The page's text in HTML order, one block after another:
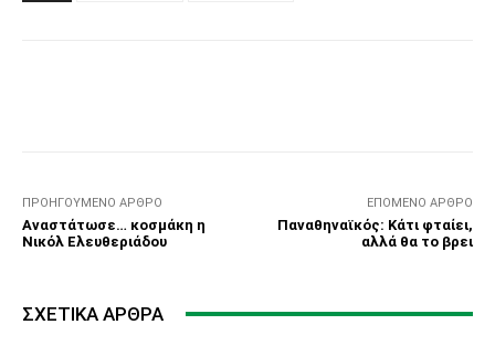
ΠΡΟΗΓΟΎΜΕΝΟ ΆΡΘΡΟ
Αναστάτωσε… κοσμάκη η
Νικόλ Ελευθεριάδου
ΕΠΌΜΕΝΟ ΆΡΘΡΟ
Παναθηναϊκός: Κάτι φταίει,
αλλά θα το βρει
ΣΧΕΤΙΚΆ ΆΡΘΡΑ